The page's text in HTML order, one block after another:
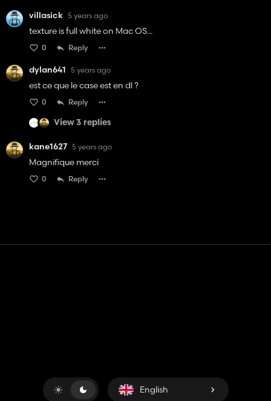
villasick 5 years ago
texture is full white on Mac OS...
0 Reply
dylan641 5 years ago
est ce que le case est en dl ?
0 Reply
View 3 replies
kane1627 5 years ago
Magnifique merci
0 Reply
English